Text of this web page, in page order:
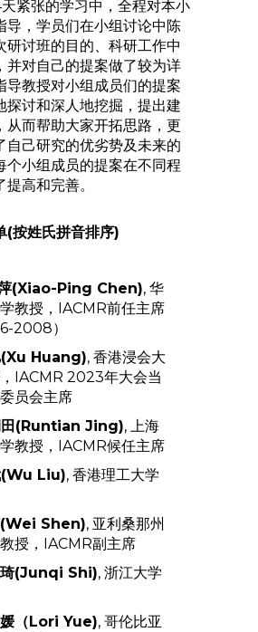
紧张的学习中，全程对本小
导，学员们在小组讨论中陈
研讨班的目的、科研工作中
并对自己的提案做了较为详
导教授对小组成员们的提案
探讨和深人地挖掘，提出建
从而帮助大家开拓思路，更
自己研究的优劣势及未来的
个小组成员的提案在不同程
高和完善。
(按姓氏拼音排序)
(Xiao-Ping Chen), 华
教授，IACMR前任主席
2008）
(Xu Huang), 香港浸会大
IACMR 2023年大会当
员会主席
田(Runtian Jing), 上海
教授，IACMR候任主席
(Wu Liu), 香港理工大学
(Wei Shen), 亚利桑那州
授，IACMR副主席
琦(Junqi Shi), 浙江大学
（Lori Yue), 哥伦比亚